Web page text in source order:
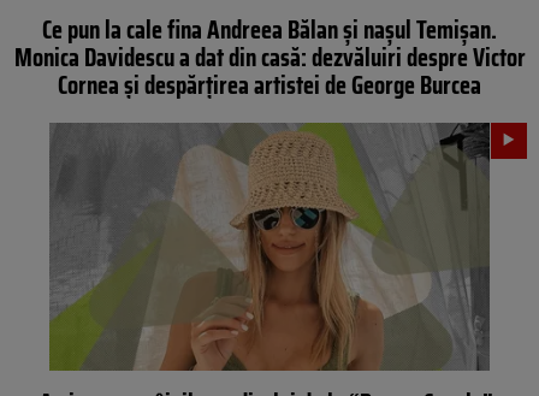
Ce pun la cale fina Andreea Bălan și nașul Temișan.
Monica Davidescu a dat din casă: dezvăluiri despre Victor
Cornea și despărțirea artistei de George Burcea